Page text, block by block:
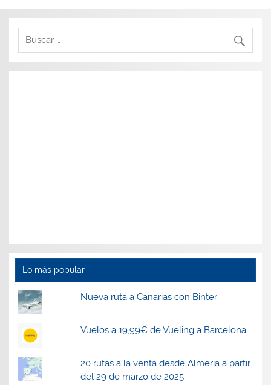
Lo más popular
Nueva ruta a Canarias con Binter
Vuelos a 19,99€ de Vueling a Barcelona
20 rutas a la venta desde Almería a partir
del 29 de marzo de 2025